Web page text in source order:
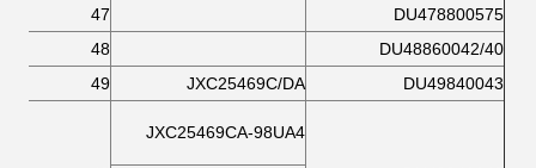
DU478800575
47
DU48860042/40
48
DU49840043
JXC25469C/DA
49
JXC25469CA-98UA4